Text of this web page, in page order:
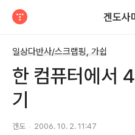
겐도사
일상다반사/스크랩핑, 가쉽
한 컴퓨터에서
기
겐도 2006. 10. 2. 11:47